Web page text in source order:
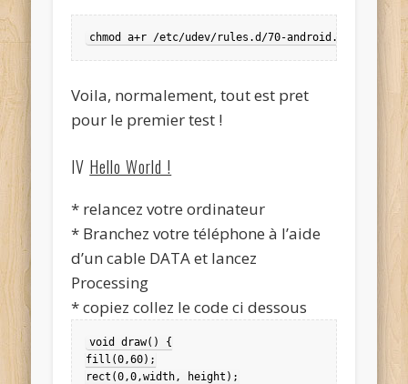
chmod a+r /etc/udev/rules.d/70-android.rules
Voila, normalement, tout est pret
pour le premier test !
IV Hello World !
* relancez votre ordinateur
* Branchez votre téléphone à l’aide
d’un cable DATA et lancez
Processing
* copiez collez le code ci dessous
void draw() {
fill(0,60);
rect(0,0,width, height);